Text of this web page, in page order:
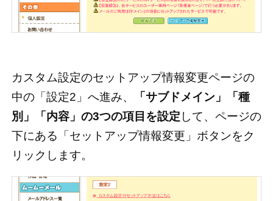
カスタム設定のセットアップ情報変更ページの
中の「設定2」へ進み、
「サブドメイン」「種
別」「内容」の3つの項目を設定 して、ページの
下にある「セットアップ情報変更」ボタンをク
リックします。